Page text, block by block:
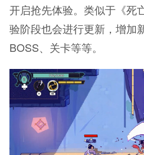
开启抢先体验。类似于《死
验阶段也会进行更新，增加
BOSS、关卡等等。